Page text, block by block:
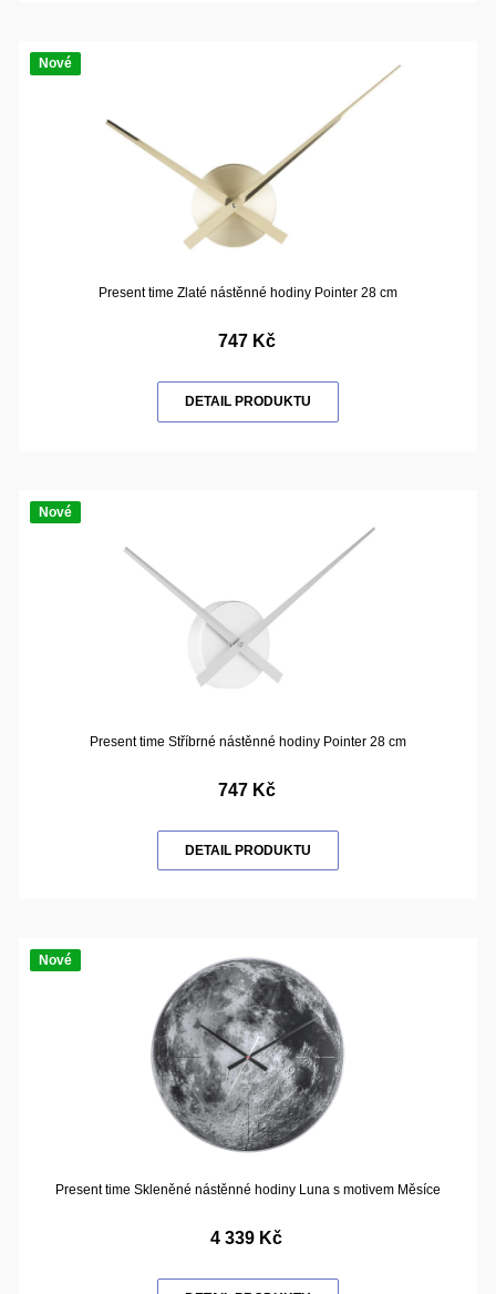
Nové
Present time Zlaté nástěnné hodiny Pointer 28 cm
747 Kč
DETAIL PRODUKTU
Nové
Present time Stříbrné nástěnné hodiny Pointer 28 cm
747 Kč
DETAIL PRODUKTU
Nové
Present time Skleněné nástěnné hodiny Luna s motivem Měsíce
4 339 Kč